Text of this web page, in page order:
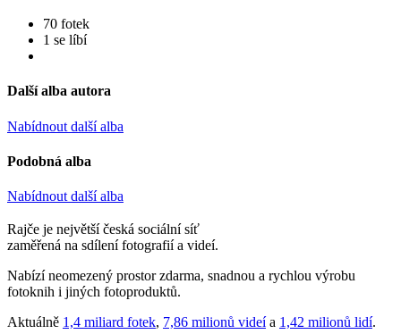
70 fotek
1 se líbí
Další alba autora
Nabídnout další alba
Podobná alba
Nabídnout další alba
Rajče je největší česká sociální síť
zaměřená na sdílení fotografií a videí.
Nabízí neomezený prostor zdarma, snadnou a rychlou výrobu
fotoknih i jiných fotoproduktů.
Aktuálně 1,4 miliard fotek, 7,86 milionů videía 1,42 milionů lidí.